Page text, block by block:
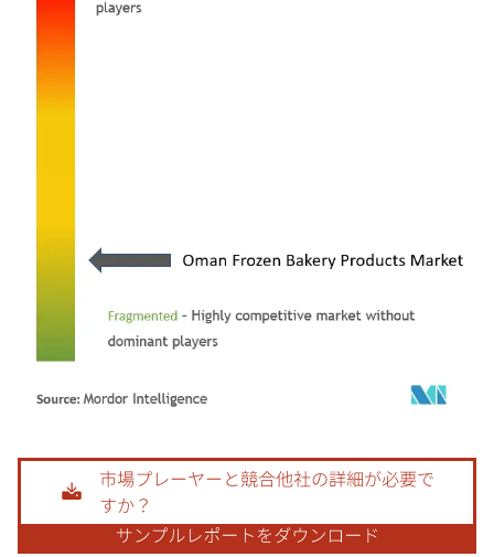
画像 © Mordor Intelligence。再利用にはCC BY 4.0の表示が必要です。